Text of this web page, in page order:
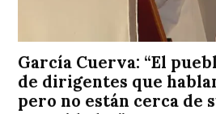
García Cuerva: “El
de dirigentes que
pero no están cerca de